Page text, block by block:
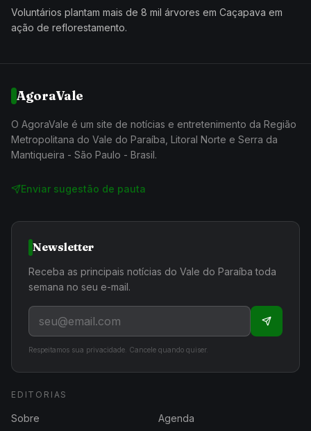
Voluntários plantam mais de 8 mil árvores em Caçapava em
ação de reflorestamento.
AgoraVale
O AgoraVale é um site de notícias e entretenimento da Região
Metropolitana do Vale do Paraíba, Litoral Norte e Serra da
Mantiqueira - São Paulo - Brasil.
Enviar sugestão de pauta
Newsletter
Receba as principais notícias do Vale do Paraíba toda
semana no seu e-mail.
Respeitamos sua privacidade. Cancele quando quiser.
EDITORIAS
Sobre Agenda